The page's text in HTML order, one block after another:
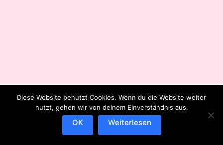
Diese Website benutzt Cookies. Wenn du die Website weiter
nutzt, gehen wir von deinem Einverständnis aus.
OK Weiterlesen